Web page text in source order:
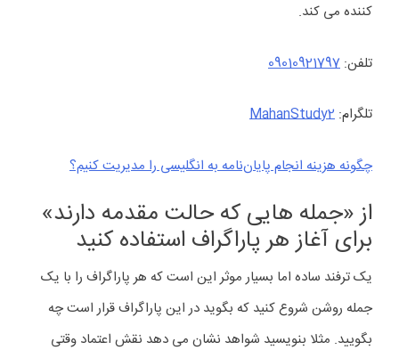
کننده می کند.
تلفن: 09010921797
تلگرام: MahanStudy2
چگونه هزینه‌ انجام پایان‌نامه به انگلیسی را مدیریت کنیم؟
از «جمله هایی که حالت مقدمه دارند»
برای آغاز هر پاراگراف استفاده کنید
یک ترفند ساده اما بسیار موثر این است که هر پاراگراف را با یک
جمله روشن شروع کنید که بگوید در این پاراگراف قرار است چه
بگویید. مثلا بنویسید شواهد نشان می دهد نقش اعتماد وقتی